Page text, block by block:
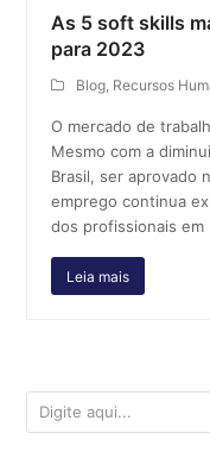
As 5 soft skills
para 2023
Blog, Recursos
O mercado de
Mesmo com a
Brasil, ser aprovado
emprego continua
dos profissionais
Leia mais